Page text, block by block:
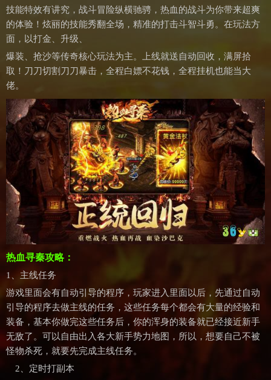
技能特效有讲究，战斗冒险纵横驰骋，热血的战斗为你带来超爽
的体验！炫丽的技能秀翻全场，精准的打击斗智斗勇。在玩法方
面，以打金、升级、
爆装、抢沙等传奇核心玩法为主。上线就送自动回收，满屏拾
取！刀刀切割刀刀暴击，全程白嫖不花钱，全程挂机也能当大
佬。
热血寻秦攻略：
1、主线任务
游戏里面会有自动引导的程序，玩家进入里面以后，先通过自动
引导的程序去做主线的任务，这些任务每个都会有大量的经验和
装备，基本你做完这些任务后，你的浑身的装备就已经接近新手
无敌了。可以自由出入各大新手势力地图，所以，想要自己不被
怪物杀死，就要先完成主线任务。
2、定时打副本